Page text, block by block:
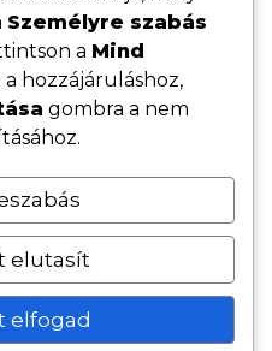
linkek
tájékoztató
oldalainkon
Személyre szabás
a Mind
hozzájáruláshoz,
gombra a nem
elutasít
elfogad